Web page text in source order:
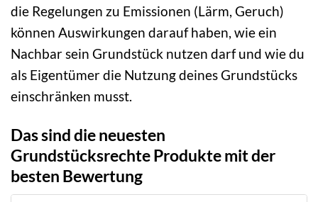
die Regelungen zu Emissionen (Lärm, Geruch)
können Auswirkungen darauf haben, wie ein
Nachbar sein Grundstück nutzen darf und wie du
als Eigentümer die Nutzung deines Grundstücks
einschränken musst.
Das sind die neuesten
Grundstücksrechte Produkte mit der
besten Bewertung